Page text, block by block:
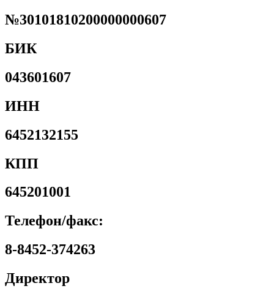
№30101810200000000607
БИК
043601607
ИНН
6452132155
КПП
645201001
Телефон/факс:
8-8452-374263
Директор